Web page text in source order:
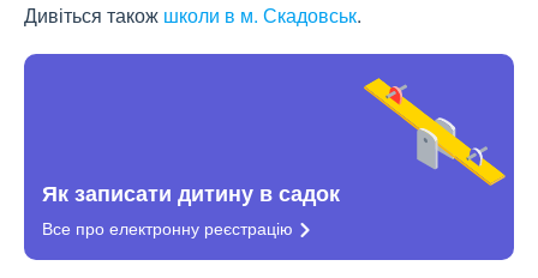
Дивіться також школи в м. Скадовськ.
Як записати дитину в садок
Все про електронну реєстрацію